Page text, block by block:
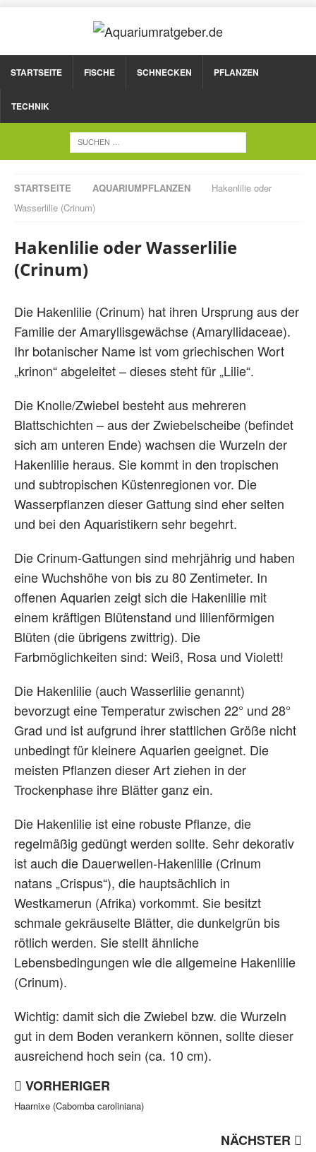
STARTSEITE FISCHE SCHNECKEN PFLANZEN
TECHNIK
STARTSEITE AQUARIUMPFLANZEN
Hakenlilie oder
Wasserlilie (Crinum)
Hakenlilie oder Wasserlilie
(Crinum)
Die Hakenlilie (Crinum) hat ihren Ursprung aus der
Familie der Amaryllisgewächse (Amaryllidaceae).
Ihr botanischer Name ist vom griechischen Wort
„krinon“ abgeleitet – dieses steht für „Lilie“.
Die Knolle/Zwiebel besteht aus mehreren
Blattschichten – aus der Zwiebelscheibe (befindet
sich am unteren Ende) wachsen die Wurzeln der
Hakenlilie heraus. Sie kommt in den tropischen
und subtropischen Küstenregionen vor. Die
Wasserpflanzen dieser Gattung sind eher selten
und bei den Aquaristikern sehr begehrt.
Die Crinum-Gattungen sind mehrjährig und haben
eine Wuchshöhe von bis zu 80 Zentimeter. In
offenen Aquarien zeigt sich die Hakenlilie mit
einem kräftigen Blütenstand und lilienförmigen
Blüten (die übrigens zwittrig). Die
Farbmöglichkeiten sind: Weiß, Rosa und Violett!
Die Hakenlilie (auch Wasserlilie genannt)
bevorzugt eine Temperatur zwischen 22° und 28°
Grad und ist aufgrund ihrer stattlichen Größe nicht
unbedingt für kleinere Aquarien geeignet. Die
meisten Pflanzen dieser Art ziehen in der
Trockenphase ihre Blätter ganz ein.
Die Hakenlilie ist eine robuste Pflanze, die
regelmäßig gedüngt werden sollte. Sehr dekorativ
ist auch die Dauerwellen-Hakenlilie (Crinum
natans „Crispus“), die hauptsächlich in
Westkamerun (Afrika) vorkommt. Sie besitzt
schmale gekräuselte Blätter, die dunkelgrün bis
rötlich werden. Sie stellt ähnliche
Lebensbedingungen wie die allgemeine Hakenlilie
(Crinum).
Wichtig: damit sich die Zwiebel bzw. die Wurzeln
gut in dem Boden verankern können, sollte dieser
ausreichend hoch sein (ca. 10 cm).
VORHERIGER
Haarnixe (Cabomba caroliniana)
NÄCHSTER